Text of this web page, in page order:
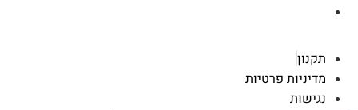
תקנון
מדיניות פרטיות
נגישות